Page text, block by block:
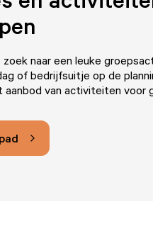
zoek naar een leuke
of bedrijfsuitje op de
aanbod van activiteiten voor